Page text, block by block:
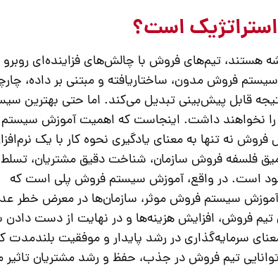
است؟
هستند، تیم‌های فروش با چالش‌های فزاینده‌ای
فروش مدون، ساختاریافته و مبتنی بر داده،
قابل پیش‌بینی تبدیل می‌کند. اما حتی بهترین
را نخواهند داشت. اینجاست که اهمیتآموزش
فروش
فلسفه فروش سازمان، شناخت دقیق مشتریان، تسلط
است. در واقع،آموزش سیستم فروش پلی است که
آموزش سیستم فروش موثر، سازمان‌ها در معرض خطر
فروش، افزایش هزینه‌ها و در نهایت از دست
سرمایه‌گذاری در رشد پایدار و موفقیت بلندمدت
تیم فروش در جذب، حفظ و رشد مشتریان تاثیر